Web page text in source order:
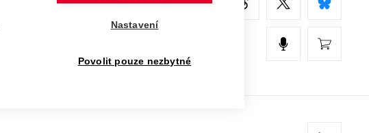
Nastavení
Povolit pouze nezbytné